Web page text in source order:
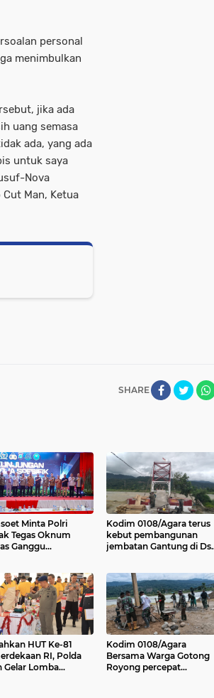
personal
menimbulkan
jika ada
uang semasa
ada, yang ada
untuk saya
Nova
Man, Ketua
SHARE
Minta Polri
Tegas Oknum
Ganggu
Kodim 0108/Agara terus
kebut pembangunan
jembatan Gantung di Ds.
HUT Ke-81
RI, Polda
Gelar Lomba
Kodim 0108/Agara
Bersama Warga Gotong
Royong percepat